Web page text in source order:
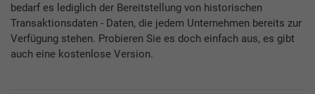
bedarf es lediglich der Bereitstellung von historischen
Transaktionsdaten - Daten, die jedem Unternehmen bereits zur
Verfügung stehen. Probieren Sie es doch einfach aus, es gibt
auch eine kostenlose Version.